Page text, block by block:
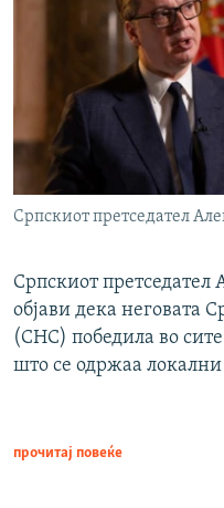
Српскиот претседател
Српскиот претседател
објави дека неговата
(СНС) победила во
што се одржаа
прочитај повеќе